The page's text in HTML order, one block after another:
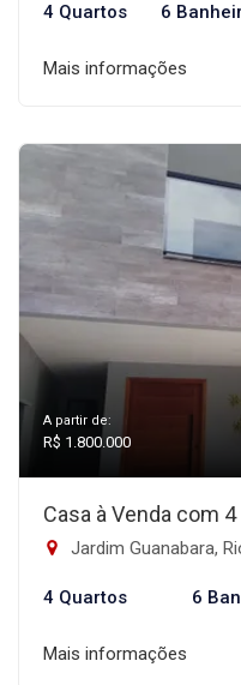
4 Quartos 6
Mais informações
A partir de:
R$ 1.800.000
Casa à Venda com
Jardim Guanabara,
4 Quartos 6
Mais informações